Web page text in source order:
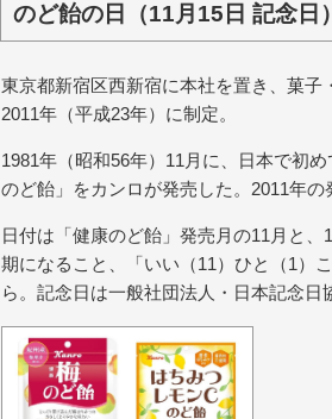
のど飴の日（11月15日 記念日）
東京都新宿区西新宿に本社を置き、菓
2011年（平成23年）に制定。
1981年（昭和56年）11月に、日本で初
のど飴」をカンロが発売した。2011年の
日付は「健康のど飴」発売月の11月と
期になること、「いい（11）ひと（1）
ら。記念日は一般社団法人・日本記念日